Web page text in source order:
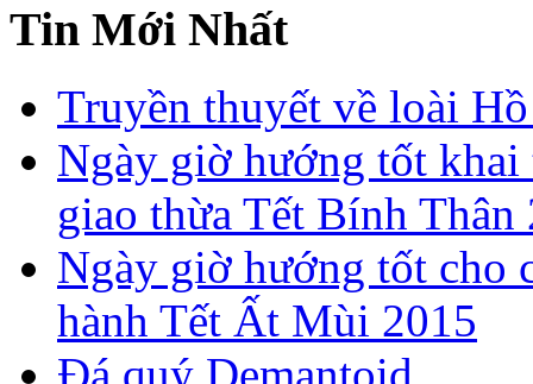
Tin Mới Nhất
Truyền thuyết về loài
Ngày giờ hướng tốt
giao thừa Tết Bính Thân
Ngày giờ hướng tốt cho
hành Tết Ất Mùi 2015
Đá quý Demantoid